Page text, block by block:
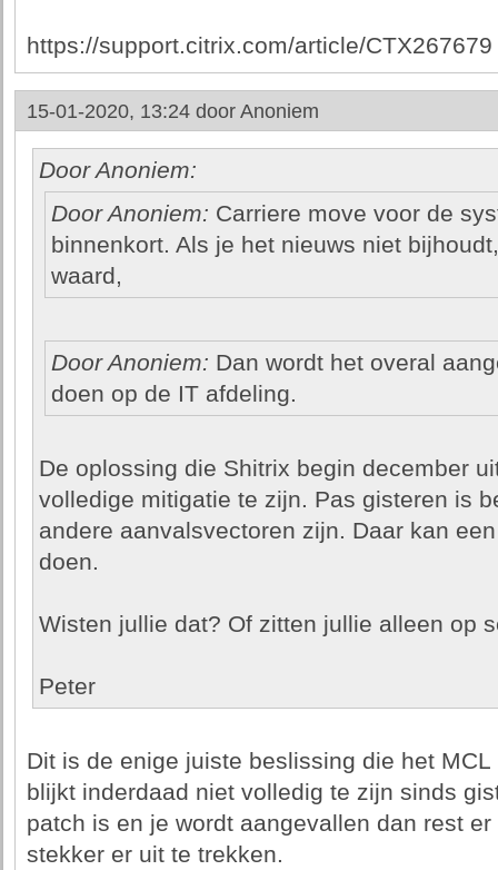
https://support.citrix.com/article/CTX267679
15-01-2020, 13:24 door Anoniem
Door Anoniem:
Door Anoniem: Carriere move voor de
binnenkort. Als je het nieuws niet
waard,
Door Anoniem: Dan wordt het overal
doen op de IT afdeling.
De oplossing die Shitrix begin december
volledige mitigatie te zijn. Pas gisteren is
andere aanvalsvectoren zijn. Daar kan
doen.
Wisten jullie dat? Of zitten jullie alleen op
Peter
Dit is de enige juiste beslissing die het
blijkt inderdaad niet volledig te zijn sinds
patch is en je wordt aangevallen dan rest
stekker er uit te trekken.